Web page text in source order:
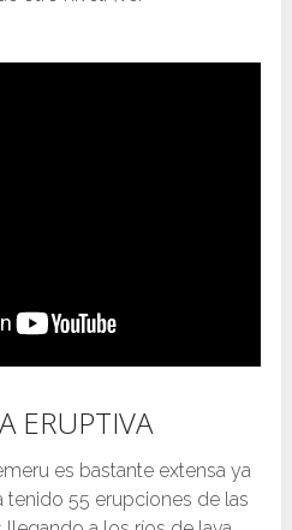
ERUPTIVA
es bastante extensa ya
tenido 55 erupciones de las